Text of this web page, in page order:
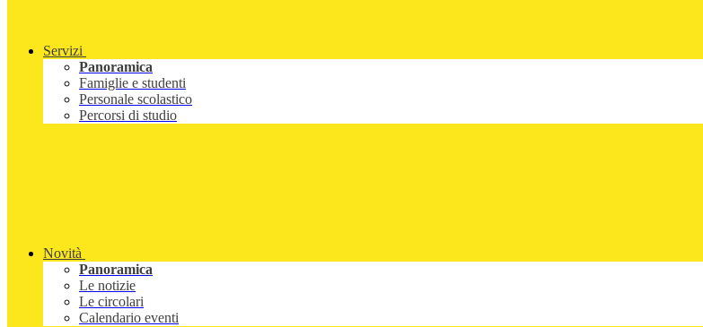
Servizi
Panoramica
Famiglie e studenti
Personale scolastico
Percorsi di studio
Novità
Panoramica
Le notizie
Le circolari
Calendario eventi